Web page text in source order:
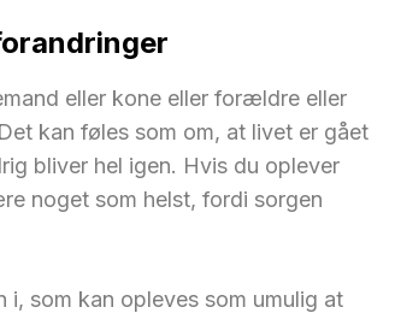
eller kone eller forældre eller
kan føles som om, at livet er gået
bliver hel igen. Hvis du oplever
noget som helst, fordi sorgen
som kan opleves som umulig at